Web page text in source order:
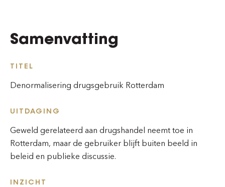
Samenvatting
TITEL
Denormalisering drugsgebruik Rotterdam
UITDAGING
Geweld gerelateerd aan drugshandel neemt toe in
Rotterdam, maar de gebruiker blijft buiten beeld in
beleid en publieke discussie.
INZICHT